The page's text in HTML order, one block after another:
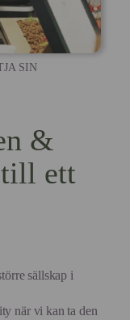
SIN
&
ett
sällskap i
när vi kan ta den